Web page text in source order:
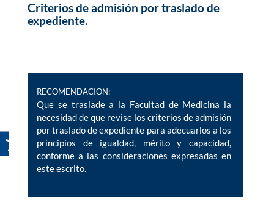
Criterios de admisión por traslado de
expediente.
RECOMENDACION:
Que se traslade a la Facultad de Medicina la
necesidad de que revise los criterios de admisión
por traslado de expediente para adecuarlos a los
principios de igualdad, mérito y capacidad,
conforme a las consideraciones expresadas en
este escrito.